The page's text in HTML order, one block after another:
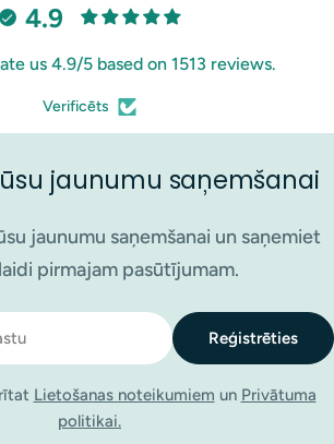
4.9
us 4.9/5 based on 1513 reviews.
Verificēts
jaunumu saņemšanai
jaunumu saņemšanai un saņemiet
pirmajam pasūtījumam.
Reģistrēties
Lietošanas noteikumiem un Privātuma
politikai.